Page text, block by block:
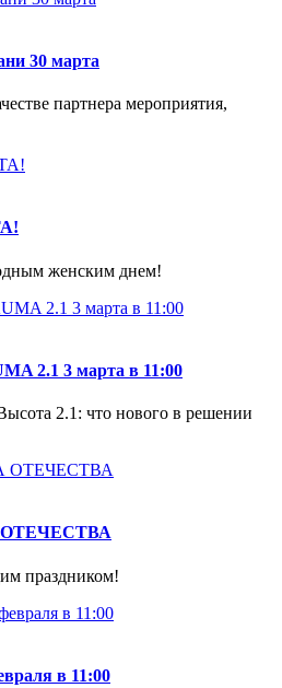
30 марта
партнера мероприятия,
женским днем!
2.1 3 марта в 11:00
2.1: что нового в решении
праздником!
в 11:00